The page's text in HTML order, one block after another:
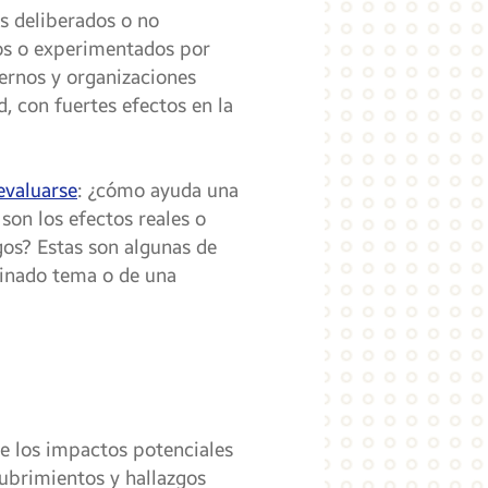
deliberados o no
o experimentados por
y organizaciones
con fuertes efectos en la
: ¿cómo ayuda una
los efectos reales o
Estas son algunas de
tema o de una
los impactos potenciales
y hallazgos